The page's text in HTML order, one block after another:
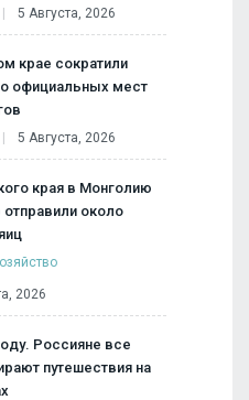
5 Августа, 2026
крае сократили
официальных мест
5 Августа, 2026
края в Монголию
около
2026
Россияне все
путешествия на